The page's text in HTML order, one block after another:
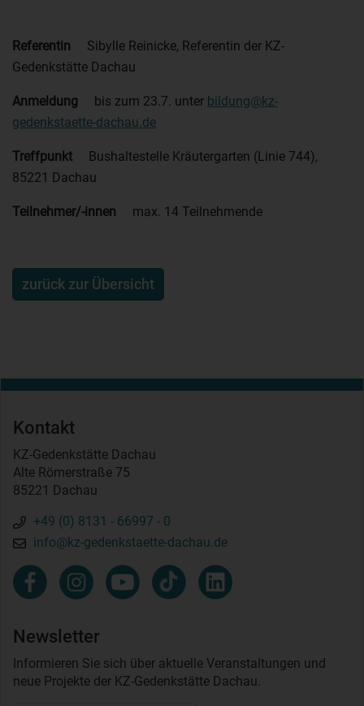
Referentin Sibylle Reinicke, Referentin der KZ-
Gedenkstätte Dachau
Anmeldung bis zum 23.7. unter bildung@kz-
gedenkstaette-dachau.de
Treffpunkt Bushaltestelle Kräutergarten (Linie 744),
85221 Dachau
Teilnehmer/-innen max. 14 Teilnehmende
zurück zur Übersicht
Kontakt
KZ-Gedenkstätte Dachau
Alte Römerstraße 75
85221 Dachau
+49 (0) 8131 - 66997 - 0
info@kz-gedenkstaette-dachau.de
Newsletter
Informieren Sie sich über aktuelle Veranstaltungen und
neue Projekte der KZ-Gedenkstätte Dachau.